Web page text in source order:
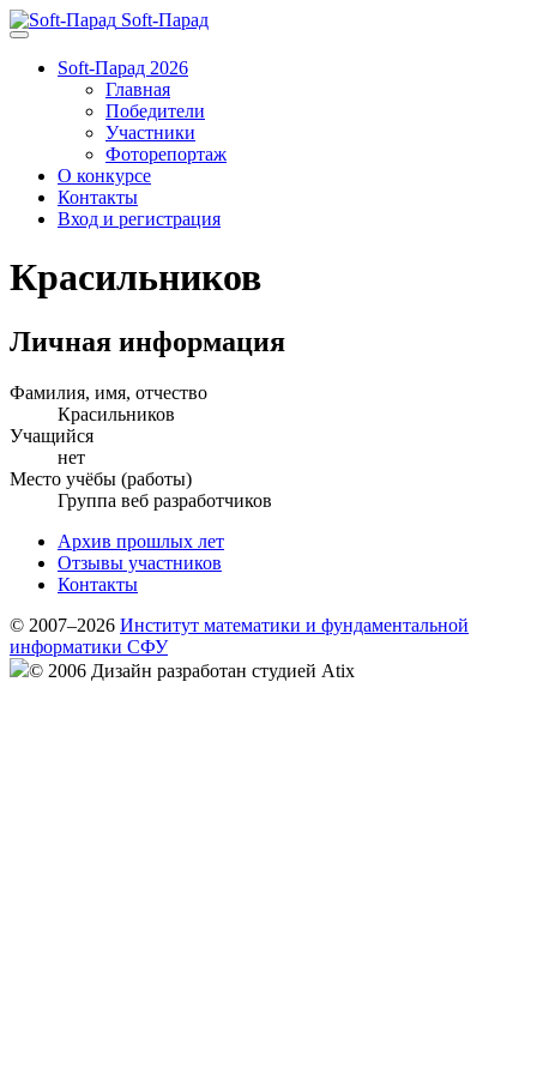
Soft-Парад
Soft-Парад 2026
Главная
Победители
Участники
Фоторепортаж
О конкурсе
Контакты
Вход и регистрация
Красильников
Личная информация
Фамилия, имя, отчество
Красильников
Учащийся
нет
Место учёбы (работы)
Группа веб разработчиков
Архив прошлых лет
Отзывы участников
Контакты
© 2007–2026 Институт математики и фундаментальной
информатики СФУ
© 2006 Дизайн разработан студией Atix